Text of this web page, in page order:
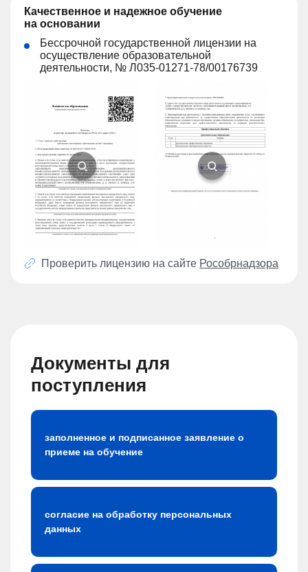
Качественное и надежное обучение
на основании
Бессрочной государственной лицензии на
осуществление образовательной
деятельности, № Л035-01271-78/00176739
Проверить лицензию на сайте Рособрнадзора
Документы для
поступления
заполненное и подписанное заявление о
приеме на обучение
согласие на обработку персональных
данных